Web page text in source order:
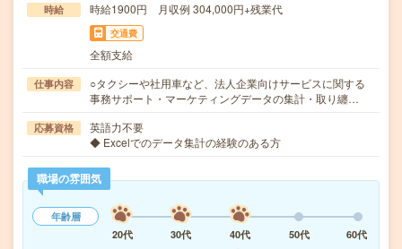
時給 時給1900円 月収例 304,000円+残業代
交通費
全額支給
仕事内容
○タクシーや社用車など、法人企業向けサービスに関する
事務サポート・マーケティングデータの集計・取り纏…
応募資格
英語力不要
◆ Excelでのデータ集計の経験のある方
職場の雰囲気
年齢層
20代
30代 40代 50代
60代